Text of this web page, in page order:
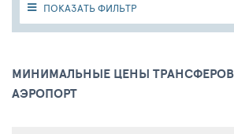
ПОКАЗАТЬ ФИЛЬТР
МИНИМАЛЬНЫЕ ЦЕНЫ
АЭРОПОРТ